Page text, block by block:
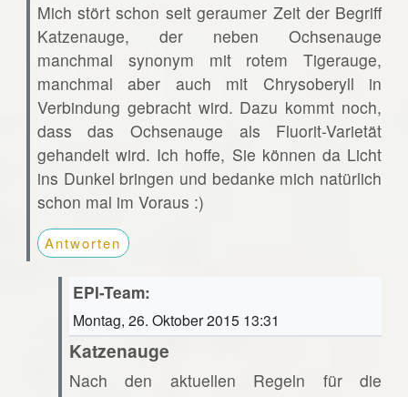
Mich stört schon seit geraumer Zeit der Begriff
Katzenauge, der neben Ochsenauge
manchmal synonym mit rotem Tigerauge,
manchmal aber auch mit Chrysoberyll in
Verbindung gebracht wird. Dazu kommt noch,
dass das Ochsenauge als Fluorit-Varietät
gehandelt wird. Ich hoffe, Sie können da Licht
ins Dunkel bringen und bedanke mich natürlich
schon mal im Voraus :)
Antworten
EPI-Team:
Montag, 26. Oktober 2015 13:31
Katzenauge
Nach den aktuellen Regeln für die